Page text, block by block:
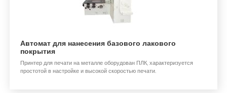
Автомат для нанесения базового лакового
покрытия
Принтер для печати на металле оборудован ПЛК, характеризуется
простотой в настройке и высокой скоростью печати.